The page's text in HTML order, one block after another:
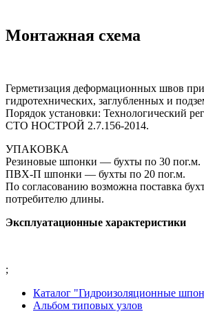
Монтажная схема
Герметизация деформационных швов при
гидротехнических, заглубленных и
Порядок установки: Технологический
СТО НОСТРОЙ 2.7.156-2014.
УПАКОВКА
Резиновые шпонки — бухты по 30 пог.м.
ПВХ-П шпонки — бухты по 20 пог.м.
По согласованию возможна поставка
потребителю длины.
Эксплуатационные характеристики
;
Каталог "Гидроизоляционные
Альбом типовых узлов